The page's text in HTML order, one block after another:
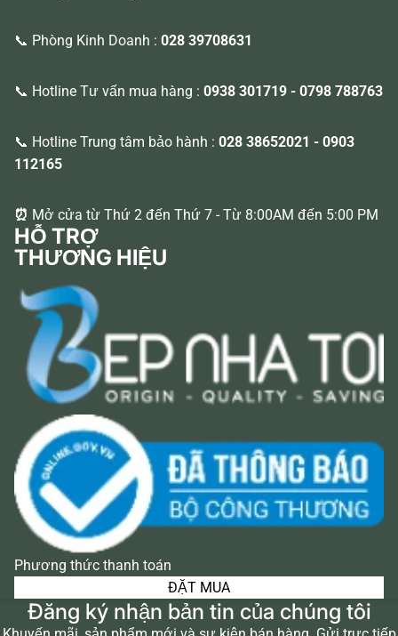
📞 Phòng Kinh Doanh : 028 39708631
📞 Hotline Tư vấn mua hàng : 0938 301719 - 0798 788763
📞 Hotline Trung tâm bảo hành : 028 38652021 - 0903
112165
⏰ Mở cửa từ Thứ 2 đến Thứ 7 - Từ 8:00AM đến 5:00 PM
HỖ TRỢ
THƯƠNG HIỆU
Phương thức thanh toán
ĐẶT MUA
Đăng ký nhận bản tin của chúng tôi